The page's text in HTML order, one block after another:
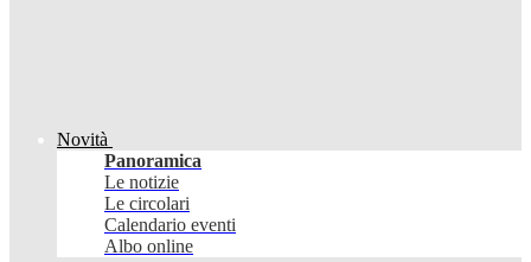
Novità
Panoramica
Le notizie
Le circolari
Calendario eventi
Albo online